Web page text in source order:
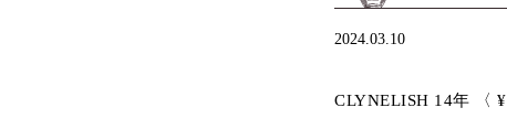
2024.03.10
CLYNELISH 14年 〈